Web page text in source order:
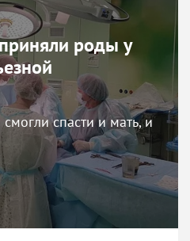
роды у
спасти и мать, и